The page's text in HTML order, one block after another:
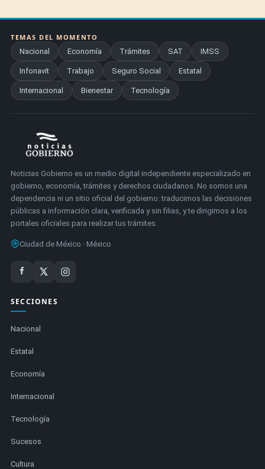
TEMAS DEL MOMENTO
Nacional
Economía Trámites SAT IMSS
Infonavit Trabajo Seguro Social Estatal
Internacional Bienestar Tecnología
Noticias Gobierno es un medio digital independiente especializado en
gobierno, economía, trámites y derechos ciudadanos. No somos una
dependencia ni un sitio oficial del gobierno: traducimos las decisiones
públicas a información clara, verificada y sin filias, y te dirigimos a los
portales oficiales para realizar tus trámites.
Ciudad de México · México
SECCIONES
Nacional
Estatal
Economía
Internacional
Tecnología
Sucesos
Cultura